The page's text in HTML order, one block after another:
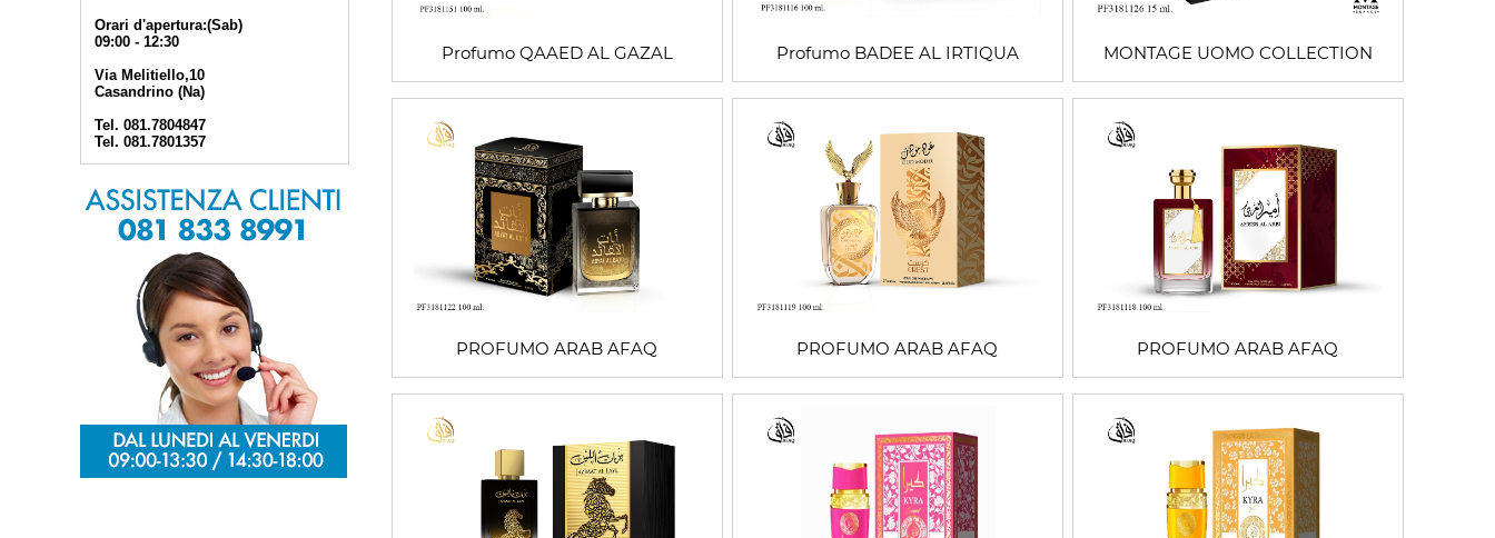
Orari d'apertura:(Sab)
09:00 - 12:30
Via Melitiello,10
Casandrino (Na)
Tel. 081.7804847
Tel. 081.7801357
Profumo QAAED AL GAZAL Profumo BADEE AL IRTIQUA MONTAGE UOMO COLLECTION
PROFUMO ARAB AFAQ PROFUMO ARAB AFAQ PROFUMO ARAB AFAQ